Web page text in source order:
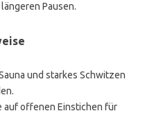
Pausen.
und starkes Schwitzen
auf offenen Einstichen für